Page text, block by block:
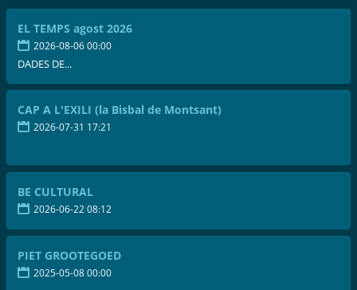
EL TEMPS agost 2026
2026-08-06 00:00
DADES DE...
CAP A L'EXILI (la Bisbal de Montsant)
2026-07-31 17:21
BE CULTURAL
2026-06-22 08:12
PIET GROOTEGOED
2025-05-08 00:00